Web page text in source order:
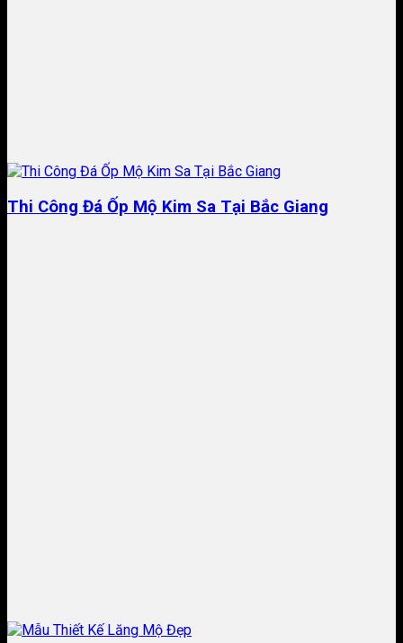
Thi Công Đá Ốp Mộ Kim Sa Tại Bắc Giang